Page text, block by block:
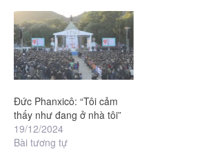
Đức Phanxicô: “Tôi cảm
thấy như đang ở nhà tôi”
19/12/2024
Bài tương tự